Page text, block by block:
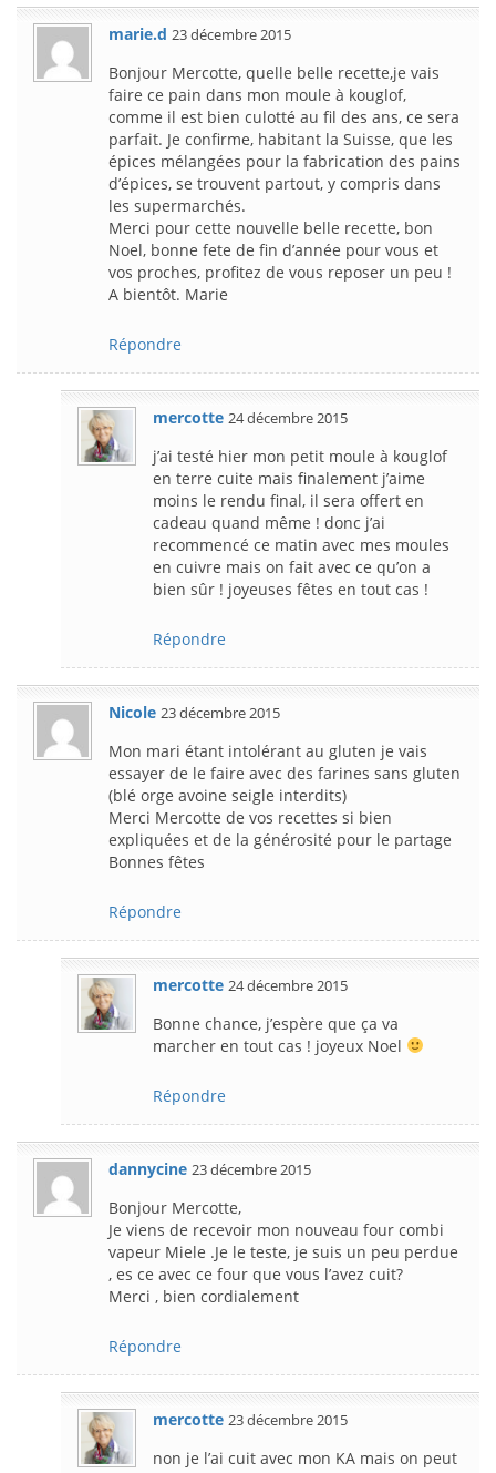
marie.d 23 décembre 2015
Bonjour Mercotte, quelle belle recette,je vais
faire ce pain dans mon moule à kouglof,
comme il est bien culotté au fil des ans, ce sera
parfait. Je confirme, habitant la Suisse, que les
épices mélangées pour la fabrication des pains
d’épices, se trouvent partout, y compris dans
les supermarchés.
Merci pour cette nouvelle belle recette, bon
Noel, bonne fete de fin d’année pour vous et
vos proches, profitez de vous reposer un peu !
A bientôt. Marie
Répondre
mercotte 24 décembre 2015
j’ai testé hier mon petit moule à kouglof
en terre cuite mais finalement j’aime
moins le rendu final, il sera offert en
cadeau quand même ! donc j’ai
recommencé ce matin avec mes moules
en cuivre mais on fait avec ce qu’on a
bien sûr ! joyeuses fêtes en tout cas !
Répondre
Nicole 23 décembre 2015
Mon mari étant intolérant au gluten je vais
essayer de le faire avec des farines sans gluten
(blé orge avoine seigle interdits)
Merci Mercotte de vos recettes si bien
expliquées et de la générosité pour le partage
Bonnes fêtes
Répondre
mercotte 24 décembre 2015
Bonne chance, j’espère que ça va
marcher en tout cas ! joyeux Noel
Répondre
dannycine 23 décembre 2015
Bonjour Mercotte,
Je viens de recevoir mon nouveau four combi
vapeur Miele .Je le teste, je suis un peu perdue
, es ce avec ce four que vous l’avez cuit?
Merci , bien cordialement
Répondre
mercotte 23 décembre 2015
non je l’ai cuit avec mon KA mais on peut